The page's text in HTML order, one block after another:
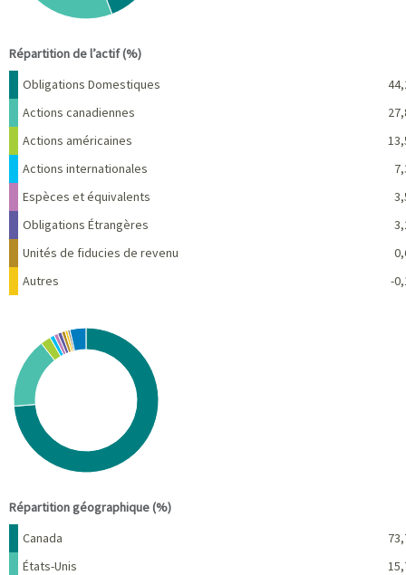
Répartition de l’actif (%)
Nom Pourcentage
Obligations Domestiques
Actions canadiennes
Actions américaines
Actions internationales
Espèces et équivalents
Obligations Étrangères
Unités de fiducies de revenu
Autres
-
Chart
Pie chart with 10 slices.
View as data table, Chart
Répartition géographique (%)
Nom
Pourcentage
Canada
États-Unis